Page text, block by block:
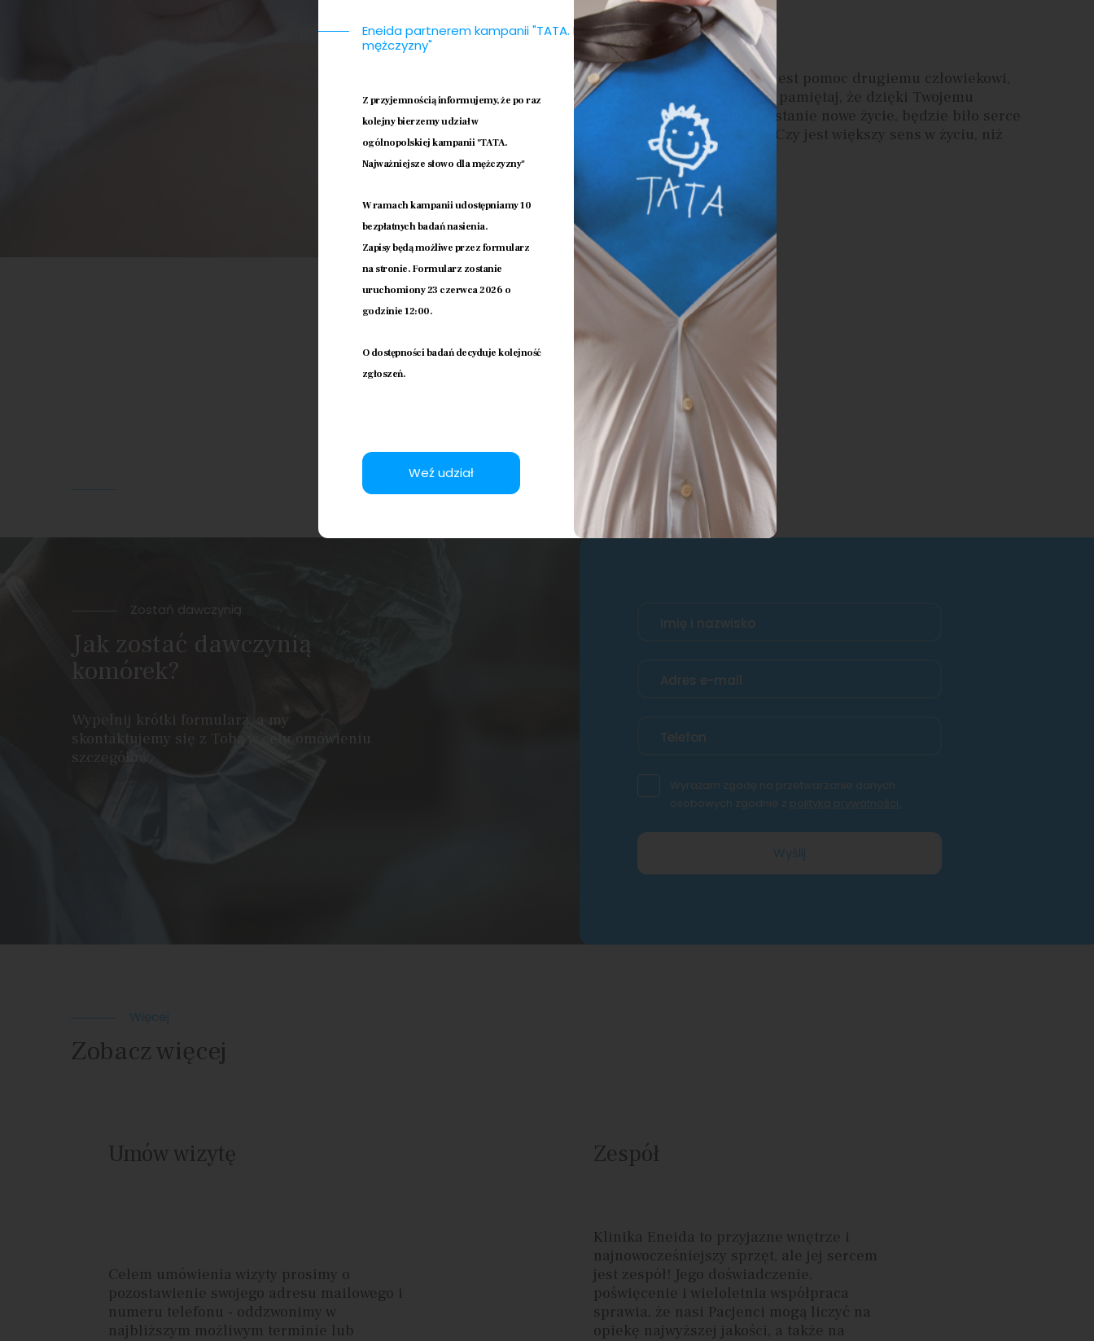
Dar Życia
Jeżeli Twoim celem jest pomoc drugiemu człowiekowi,
niepłodnej parze, to pamiętaj, że dzięki Twojemu
zaangażowaniu powstanie nowe życie, będzie biło serce
przez 70 czy 80 lat. Czy jest większy sens w życiu, niż
pomaganie innym?
Zostań dawczynią
Jak zostać dawczynią
komórek?
Wypełnij krótki formularz, a my
skontaktujemy się z Tobą w celu omówieniu
szczegółów.
Imię i nazwisko
Adres e-mail
Telefon
Wyrażam zgodę na przetwarzanie danych
osobowych zgodnie z polityką prywatności.
Wyślij
Więcej
Zobacz więcej
Umów wizytę
Celem umówienia wizyty prosimy o
pozostawienie swojego adresu mailowego i
numeru telefonu - oddzwonimy w
najbliższym możliwym terminie lub
Zespół
Klinika Eneida to przyjazne wnętrze i
najnowocześniejszy sprzęt, ale jej sercem
jest zespół! Jego doświadczenie,
poświęcenie i wieloletnia współpraca
sprawia, że nasi Pacjenci mogą liczyć na
opiekę najwyższej jakości, a także na
Eneida partnerem kampanii "TATA. Najważniejsze słowo dla
mężczyzny"
Z przyjemnością informujemy, że po raz
kolejny bierzemy udział w
ogólnopolskiej kampanii "TATA.
Najważniejsze słowo dla mężczyzny"
W ramach kampanii udostępniamy 10
bezpłatnych badań nasienia.
Zapisy będą możliwe przez formularz
na stronie. Formularz zostanie
uruchomiony 23 czerwca 2026 o
godzinie 12:00.
O dostępności badań decyduje kolejność
zgłoszeń.
Weź udział